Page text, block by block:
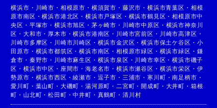
横浜市 ・ 川崎市 ・ 相模原市 ・ 横須賀市 ・ 藤沢市 ・横浜市青葉区 ・ 相模
原市南区 ・横浜市港北区 ・横浜市戸塚区 ・ 横浜市鶴見区 ・相模原市中
央区 ・ 平塚市 ・横浜市旭区 ・ 茅ヶ崎市 ・ 川崎市中原区 ・ 横浜市神奈川
区 ・大和市 ・ 厚木市 ・横浜市港南区 ・ 川崎市宮前区 ・ 川崎市高津区 ・
川崎市多摩区 ・ 川崎市川崎区 ・ 横浜市金沢区 ・横浜市保土ケ谷区 ・ 小
田原市 ・ 横浜市都筑区 ・横浜市南区 ・相模原市緑区 ・ 横浜市緑区 ・ 鎌
倉市 ・ 秦野市 ・ 川崎市麻生区 ・ 横浜市泉区 ・ 川崎市幸区 ・横浜市磯子
区 ・横浜市中区 ・ 座間市 ・海老名市 ・横浜市瀬谷区 ・ 横浜市栄区 ・ 伊
勢原市 ・ 横浜市西区 ・綾瀬市 ・ 逗子市 ・ 三浦市 ・寒川町 ・南足柄市 ・
愛川町 ・ 葉山町 ・ 大磯町 ・湯河原町 ・ 二宮町 ・開成町 ・ 大井町 ・ 箱根
町 ・ 山北町 ・松田町 ・中井町 ・ 真鶴町 ・ 清川村